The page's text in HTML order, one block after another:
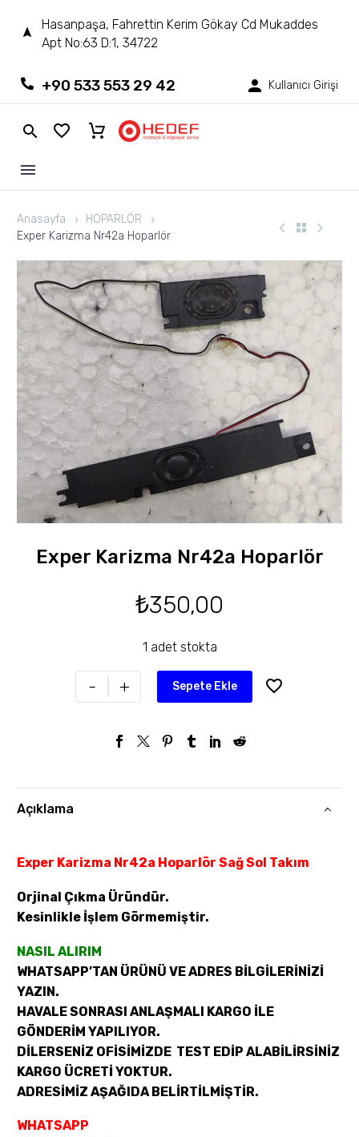
Hasanpaşa, Fahrettin Kerim Gökay Cd Mukaddes
Apt No:63 D:1, 34722
+90 533 553 29 42 Kullanıcı Girişi
Anasayfa
HOPARLÖR
Exper Karizma Nr42a Hoparlör
Exper Karizma Nr42a Hoparlör
₺350,00
1 adet stokta
- + Sepete Ekle
Açıklama
Exper Karizma Nr42a Hoparlör Sağ Sol Takım
Orjinal Çıkma Üründür.
Kesinlikle İşlem Görmemiştir.
NASIL ALIRIM
WHATSAPP’TAN ÜRÜNÜ VE ADRES BİLGİLERİNİZİ
YAZIN.
HAVALE SONRASI ANLAŞMALI KARGO İLE
GÖNDERİM YAPILIYOR.
DİLERSENİZ OFİSİMİZDE TEST EDİP ALABİLİRSİNİZ
KARGO ÜCRETİ YOKTUR.
ADRESİMİZ AŞAĞIDA BELİRTİLMİŞTİR.
WHATSAPP